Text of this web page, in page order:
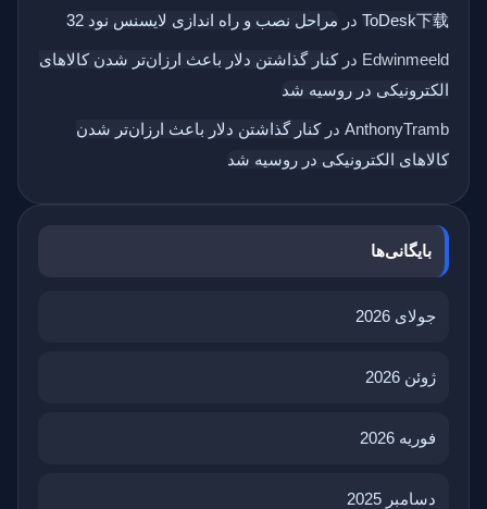
ToDesk下载 در مراحل نصب و راه اندازی لایسنس نود 32
Edwinmeeld درکنار گذاشتن دلار باعث ارزان‌تر شدن کالاهای
الکترونیکی در روسیه شد
AnthonyTramb درکنار گذاشتن دلار باعث ارزان‌تر شدن
کالاهای الکترونیکی در روسیه شد
بایگانی‌ها
جولای 2026
ژوئن 2026
فوریه 2026
دسامبر 2025